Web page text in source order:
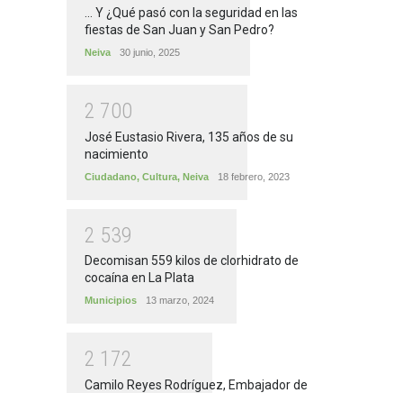
... Y ¿Qué pasó con la seguridad en las
fiestas de San Juan y San Pedro?
Neiva 30 junio, 2025
2 700
José Eustasio Rivera, 135 años de su
nacimiento
Ciudadano, Cultura, Neiva 18 febrero, 2023
2 539
Decomisan 559 kilos de clorhidrato de
cocaína en La Plata
Municipios 13 marzo, 2024
2 1 72
Camilo Reyes Rodríguez, Embajador de